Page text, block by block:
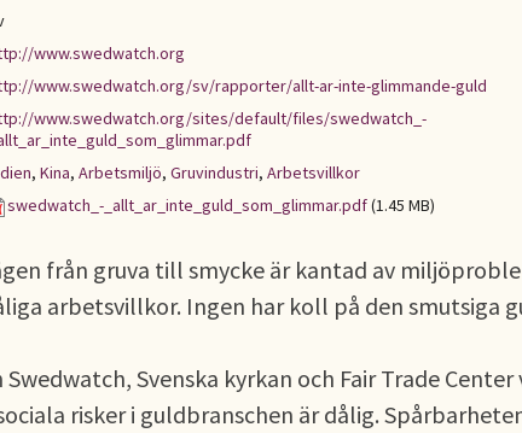
www.swedwatch.org
www.swedwatch.org/sv/rapporter/allt-ar-inte-glimmande-guld
www.swedwatch.org/sites/default/files/swedwatch_-
, Kina, Arbetsmiljö, Gruvindustri, Arbetsvillkor
swedwatch_-_allt_ar_inte_guld_som_glimmar.pdf(1.45 MB)
från gruva till smycke är kantad av
arbetsvillkor. Ingen har koll på den smutsiga
Svenska kyrkan och Fair Trade
risker i guldbranschen är dålig.